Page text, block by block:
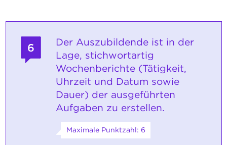
6
Der Auszubildende ist in der
Lage, stichwortartig
Wochenberichte (Tätigkeit,
Uhrzeit und Datum sowie
Dauer) der ausgeführten
Aufgaben zu erstellen.
Maximale Punktzahl: 6